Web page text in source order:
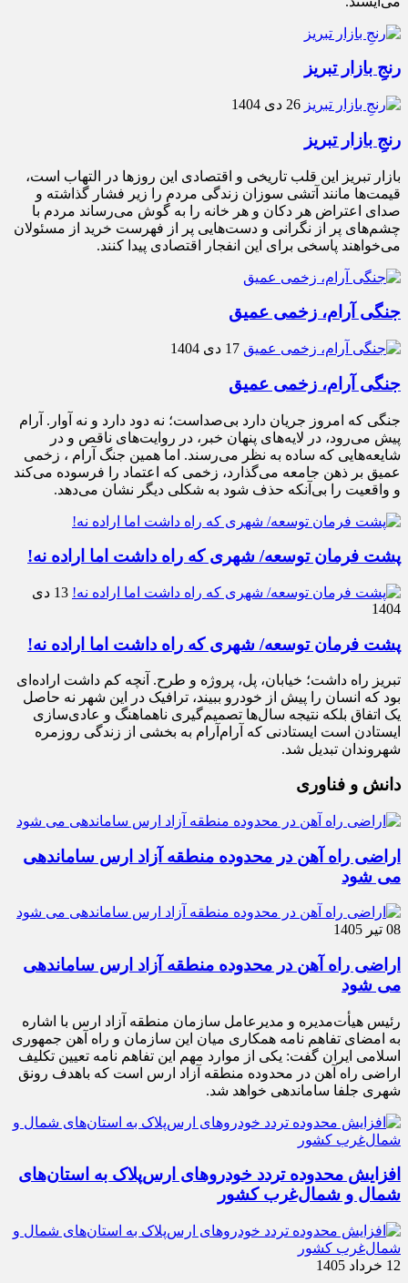
رنجِ بازار تبریز
26 دی 1404
رنجِ بازار تبریز
بازار تبریز این قلب تاریخی و اقتصادی این روزها در التهاب است،
قیمت‌ها مانند آتشی سوزان زندگی مردم را زیر فشار گذاشته و
صدای اعتراض هر دکان و هر خانه را به گوش می‌رساند مردم با
چشم‌های پر از نگرانی و دست‌هایی پر از فهرست خرید از مسئولان
می‌خواهند پاسخی برای این انفجار اقتصادی پیدا کنند.
جنگی آرام، زخمی عمیق
17 دی 1404
جنگی آرام، زخمی عمیق
جنگی که امروز جریان دارد بی‌صداست؛ نه دود دارد و نه آوار. آرام
پیش می‌رود، در لایه‌های پنهان خبر، در روایت‌های ناقص و در
شایعه‌هایی که ساده به نظر می‌رسند. اما همین جنگ آرام ، زخمی
عمیق بر ذهن جامعه می‌گذارد، زخمی که اعتماد را فرسوده می‌کند
و واقعیت را بی‌آنکه حذف شود به شکلی دیگر نشان می‌دهد.
پشت فرمان توسعه/ شهری که راه داشت اما اراده نه!
13 دی
1404
پشت فرمان توسعه/ شهری که راه داشت اما اراده نه!
تبریز راه داشت؛ خیابان، پل، پروژه و طرح. آنچه کم داشت اراده‌ای
بود که انسان را پیش از خودرو ببیند، ترافیک در این شهر نه حاصل
یک اتفاق بلکه نتیجه سال‌ها تصمیم‌گیری ناهماهنگ و عادی‌سازی
ایستادن است ایستادنی که آرام‌آرام به بخشی از زندگی روزمره
شهروندان تبدیل شد.
دانش و فناوری
اراضی راه آهن در محدوده منطقه آزاد ارس ساماندهی
می شود
08 تیر 1405
اراضی راه آهن در محدوده منطقه آزاد ارس ساماندهی
می شود
رئیس هیأت‌مدیره و مدیرعامل سازمان منطقه آزاد ارس با اشاره
به امضای تفاهم نامه همکاری میان این سازمان و راه آهن جمهوری
اسلامی ایران گفت: یکی از موارد مهم این تفاهم نامه تعیین تکلیف
اراضی راه آهن در محدوده منطقه آزاد ارس است که باهدف رونق
شهری جلفا ساماندهی خواهد شد.
افزایش محدوده تردد خودروهای ارس‌پلاک به استان‌های
شمال و شمال‌غرب کشور
12 خرداد 1405